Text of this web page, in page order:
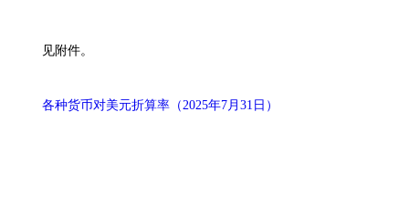
见附件。
各种货币对美元折算率（2025年7月31日）